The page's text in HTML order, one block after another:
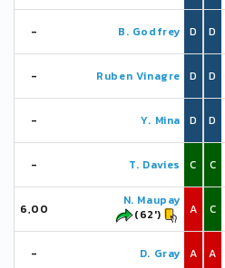
- B. Godfrey D
- Ruben Vinagre D
- Y. Mina D
- T. Davies C
6,00
N. Maupay
(62')
A
- D. Gray A
D
D
D
C
C
A